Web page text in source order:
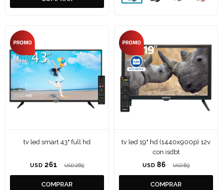
tv led smart 43" full hd
USD 261 USD 269
tv led 19" hd (1440x900p) 12v
con isdbt
USD 86 USD 89